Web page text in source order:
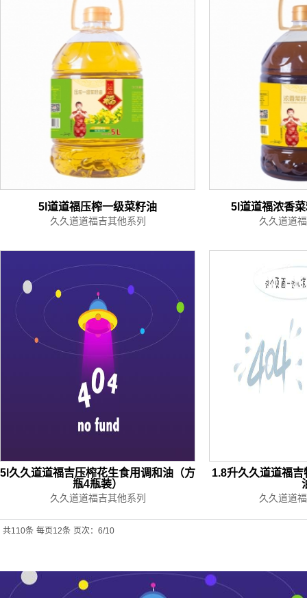
5l道道福压榨一级菜籽油
久久道道福吉其他系列
5l道道福浓香
久久道道
5l久久道道福吉压榨花生食用调和油（方
瓶4瓶装）
久久道道福吉其他系列
1.8升久久道道福
久久道道
共110条 每页12条 页次：6/10